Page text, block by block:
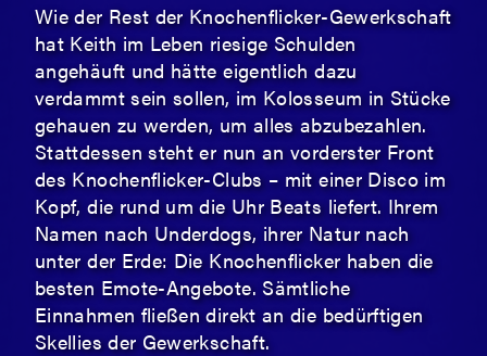
Wie der Rest der Knochenflicker-Gewerkschaft
hat Keith im Leben riesige Schulden
angehäuft und hätte eigentlich dazu
verdammt sein sollen, im Kolosseum in Stücke
gehauen zu werden, um alles abzubezahlen.
Stattdessen steht er nun an vorderster Front
des Knochenflicker-Clubs – mit einer Disco im
Kopf, die rund um die Uhr Beats liefert. Ihrem
Namen nach Underdogs, ihrer Natur nach
unter der Erde: Die Knochenflicker haben die
besten Emote-Angebote. Sämtliche
Einnahmen fließen direkt an die bedürftigen
Skellies der Gewerkschaft.